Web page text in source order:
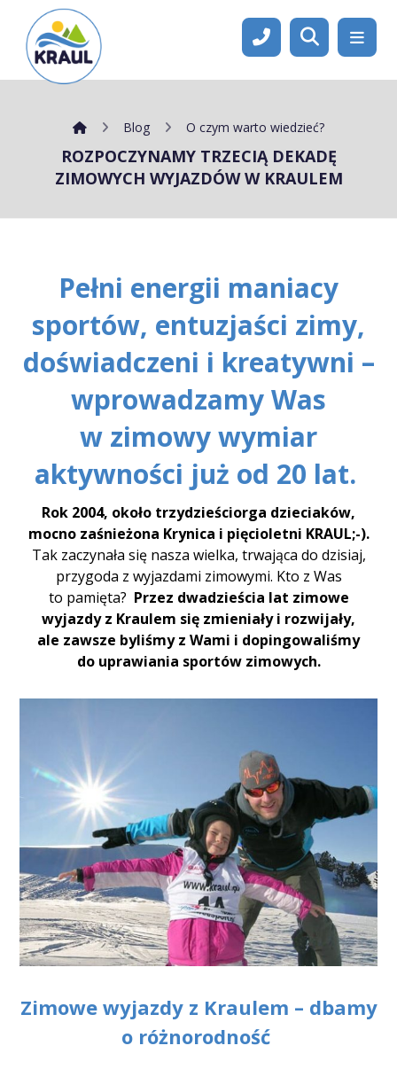
Blog O czym warto wiedzieć?
ROZPOCZYNAMY TRZECIĄ DEKADĘ
ZIMOWYCH WYJAZDÓW W KRAULEM
Pełni energii maniacy
sportów, entuzjaści zimy,
doświadczeni i kreatywni –
wprowadzamy Was
w zimowy wymiar
aktywności już od 20 lat.
Rok 2004, około trzydzieściorga dzieciaków,
mocno zaśnieżona Krynica i pięcioletni KRAUL;-).
Tak zaczynała się nasza wielka, trwająca do dzisiaj,
przygoda z wyjazdami zimowymi. Kto z Was
to pamięta? Przez dwadzieścia lat zimowe
wyjazdy z Kraulem się zmieniały i rozwijały,
ale zawsze byliśmy z Wami i dopingowaliśmy
do uprawiania sportów zimowych.
Zimowe wyjazdy z Kraulem – dbamy
o różnorodność